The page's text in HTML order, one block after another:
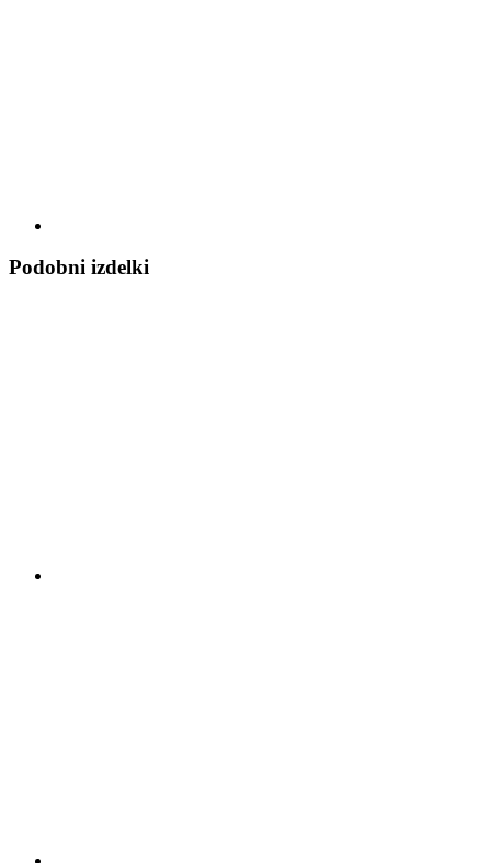
Podobni izdelki